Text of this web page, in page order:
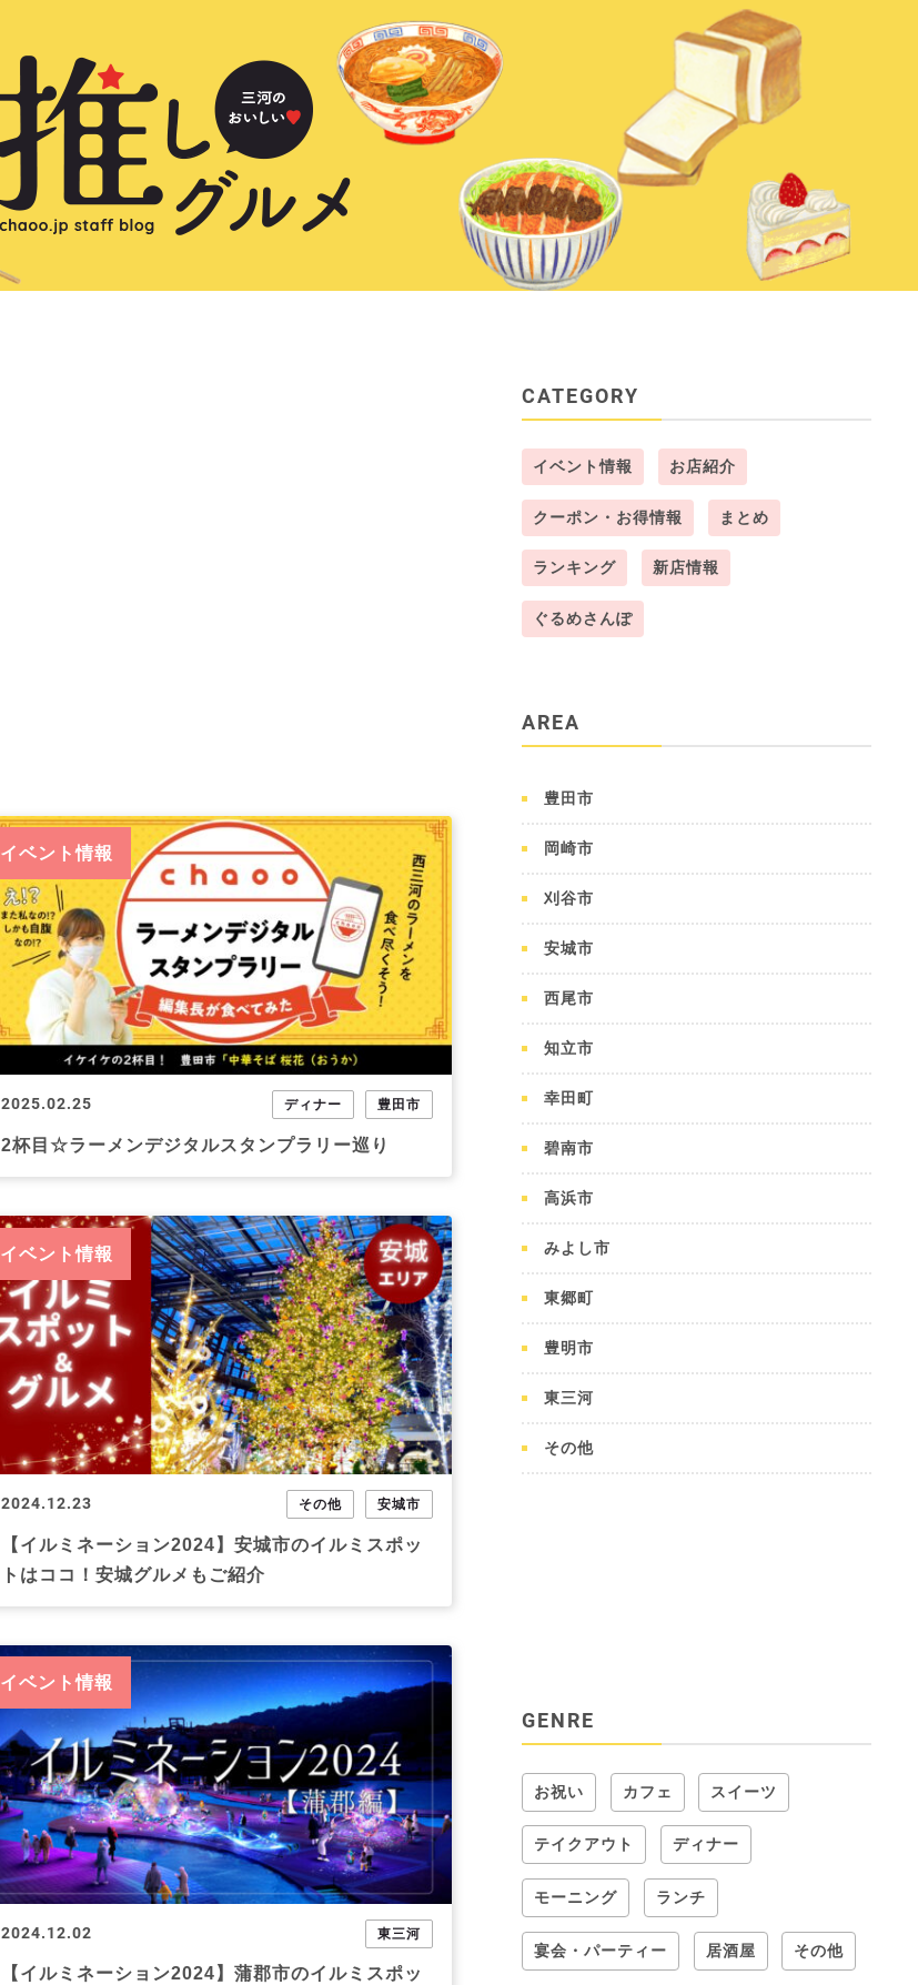
イベント情報
2025.02.25 ディナー 豊田市
2杯目☆ラーメンデジタルスタンプラリー巡り
イベント情報
2024.12.23 その他 安城市
【イルミネーション2024】安城市のイルミスポッ
トはココ！安城グルメもご紹介
イベント情報
2024.12.02 東三河
【イルミネーション2024】蒲郡市のイルミスポッ
CATEGORY
イベント情報 お店紹介
クーポン・お得情報 まとめ
ランキング 新店情報
ぐるめさんぽ
AREA
豊田市
岡崎市
刈谷市
安城市
西尾市
知立市
幸田町
碧南市
高浜市
みよし市
東郷町
豊明市
東三河
その他
GENRE
お祝い カフェ スイーツ
テイクアウト ディナー
モーニング ランチ
宴会・パーティー 居酒屋 その他